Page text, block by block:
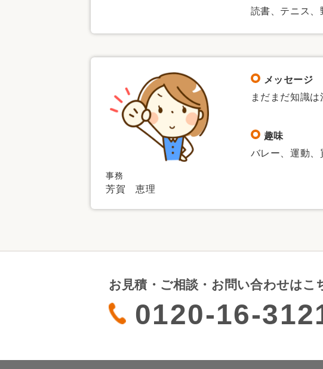
読書、テニス
事務
芳賀 恵理
メッセージ
まだまだ知識
趣味
バレー、運動、
お見積・ご相談・お問い合わせはこ
0120-16-